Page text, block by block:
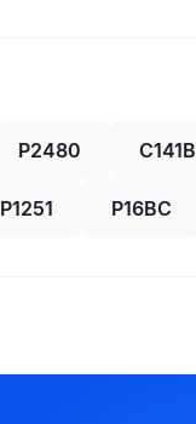
P2480 C141B
P1251 P16BC